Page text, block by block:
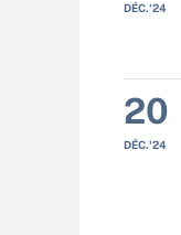
DÉC.'24
20
DÉC.'24